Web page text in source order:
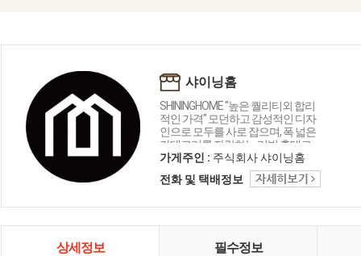
샤이닝홈
SHININGHOME "높은 퀄리티외 합리
적인 가격" 모던하고 감성적인 디자
인으로 모두를 사로 잡으며, 폭 넓은
카테고리를 자랑하는 리빙 홈데코
인테리어 샤이닝홈입니다.
가게주인 : 주식회사 샤이닝홈
전화 및 택배정보
상세정보 필수정보